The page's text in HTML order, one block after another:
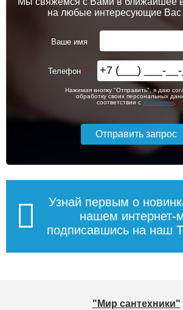
на любые интересующие Вас
Ваше имя
Телефон
Нажимая кнопку "Отправить", я даю
обработку своих персональных
соответствии с Условиями
Узнай первым о
нашем интернет-
подписавшись на наш
"Мир сантехники"